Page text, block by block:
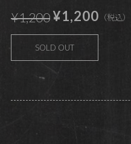
¥1,200¥1,200 （税込）
SOLD OUT